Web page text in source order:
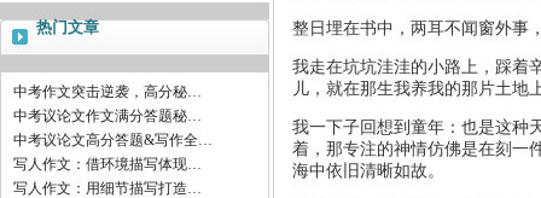
热门文章
中考作文突击逆袭，高分秘…
中考议论文作文满分答题秘…
中考议论文高分答题&写作全…
写人作文：借环境描写体现…
写人作文：用细节描写打造…
整日埋在书中，两耳不闻窗外事
我走在坑坑洼洼的小路上，踩着
儿，就在那生我养我的那片土地
我一下子回想到童年：也是这种
着，那专注的神情仿佛是在刻一
海中依旧清晰如故。